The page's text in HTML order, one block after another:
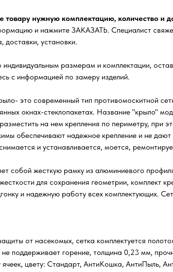
товару нужную комплектацию, количество и
и нажмите ЗАКАЗАТЬ. Специалист
доставки, установки.
индивидуальным размерам и комплектации,
с информацией по замеру изделий.
это современный тип противомоскитной
окнах-стеклопакетах. Название "крыло"
на нем крепления по периметру, при
обеспечивают надежное крепление и не
и устанавливается, моется,
собой жесткую рамку из алюминиевого
для сохранения геометрии, комплект
и надежную работу всех комплектующих.
от насекомых, сетка комплектуется
поддерживает горение, толщина 0,23 мм,
ячеек, цвету: Стандарт, АнтиКошка, АнтиПыль,